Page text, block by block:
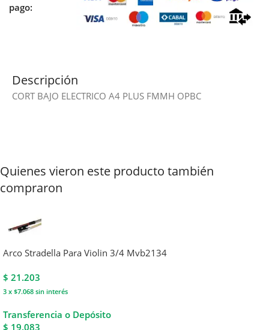
pago:
Descripción
CORT BAJO ELECTRICO A4 PLUS FMMH OPBC
Quienes vieron este producto también
compraron
Arco Stradella Para Violin 3/4 Mvb2134
$ 21.203
3 x $7.068 sin interés
Transferencia o Depósito
$ 19.083